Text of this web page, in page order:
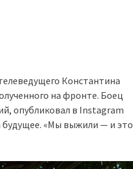
Константина
на фронте. Боец
опубликовал в Instagram
«Мы выжили — и это